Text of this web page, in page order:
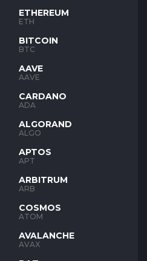
ETHEREUM
ETH
BITCOIN
BTC
AAVE
AAVE
CARDANO
ADA
ALGORAND
ALGO
APTOS
APT
ARBITRUM
ARB
COSMOS
ATOM
AVALANCHE
AVAX